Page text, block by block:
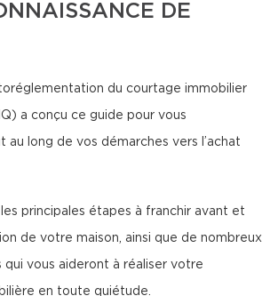
DE
du courtage immobilier
a conçu ce guide pour vous
au long de vos démarches vers l’achat
principales étapes à franchir avant et
de votre maison, ainsi que de nombreux
qui vous aideront à réaliser votre
en toute quiétude.